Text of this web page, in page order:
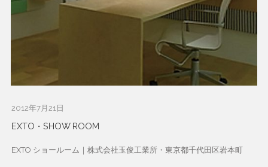
2012年7月21日
EXTO・SHOW ROOM
EXTO ショールーム｜株式会社玉俊工業所・東京都千代田区岩本町